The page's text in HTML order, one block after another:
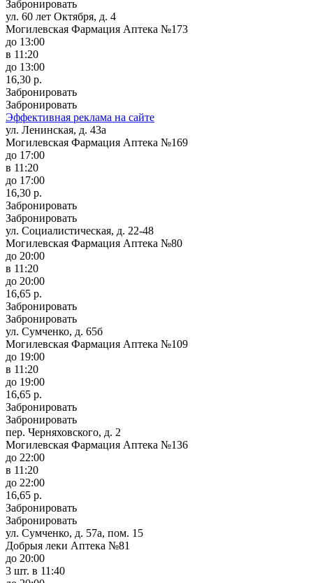
Забронировать
ул. 60 лет Октября, д. 4
Могилевская Фармация Аптека №173
до 13:00
в 11:20
до 13:00
16,30 р.
Забронировать
Забронировать
Эффективная реклама на сайте
ул. Ленинская, д. 43а
Могилевская Фармация Аптека №169
до 17:00
в 11:20
до 17:00
16,30 р.
Забронировать
Забронировать
ул. Социалистическая, д. 22-48
Могилевская Фармация Аптека №80
до 20:00
в 11:20
до 20:00
16,65 р.
Забронировать
Забронировать
ул. Сумченко, д. 65б
Могилевская Фармация Аптека №109
до 19:00
в 11:20
до 19:00
16,65 р.
Забронировать
Забронировать
пер. Черняховского, д. 2
Могилевская Фармация Аптека №136
до 22:00
в 11:20
до 22:00
16,65 р.
Забронировать
Забронировать
ул. Сумченко, д. 57а, пом. 15
Добрыя леки Аптека №81
до 20:00
3 шт. в 11:40